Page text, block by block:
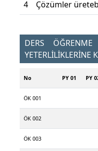
4
Çözümler
DERS
YETERLİLİKLERİNE
No PY 01 PY
ÖK 001
ÖK 002
ÖK 003